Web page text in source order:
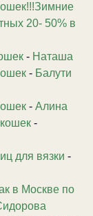
20- 50% в
- Наташа
- Балути
- Алина
-
для вязки -
в Москве по